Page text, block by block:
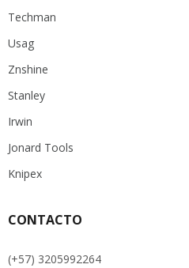
Techman
Usag
Znshine
Stanley
Irwin
Jonard Tools
Knipex
CONTACTO
(+57) 3205992264